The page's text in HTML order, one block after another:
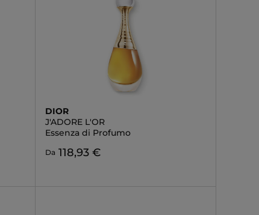
DIOR
J'ADORE L'OR
Essenza di Profumo
Da 118,93 €